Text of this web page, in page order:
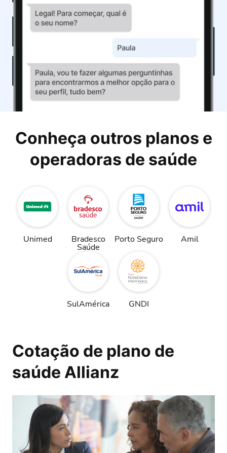
Conheça outros planos e
operadoras de saúde
Unimed Bradesco
Saúde
Porto Seguro Amil
SulAmérica GNDI
Cotação de plano de
saúde Allianz